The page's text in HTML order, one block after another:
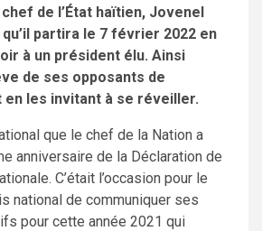
de l’État haïtien, Jovenel
partira le 7 février 2022 en
à un président élu. Ainsi
de ses opposants de
en les invitant à se réveiller.
que le chef de la Nation a
anniversaire de la Déclaration de
C’était l’occasion pour le
national de communiquer ses
pour cette année 2021 qui